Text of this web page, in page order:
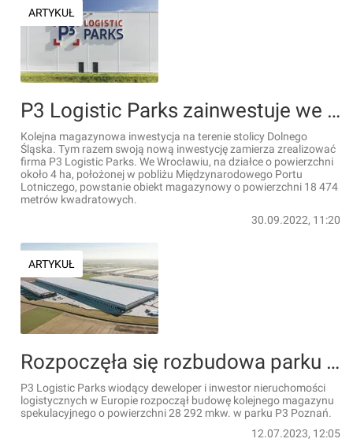
ARTYKUŁ
P3 Logistic Parks zainwestuje we Wrocławiu
Kolejna magazynowa inwestycja na terenie stolicy Dolnego
Śląska. Tym razem swoją nową inwestycję zamierza zrealizować
firma P3 Logistic Parks. We Wrocławiu, na działce o powierzchni
około 4 ha, położonej w pobliżu Międzynarodowego Portu
Lotniczego, powstanie obiekt magazynowy o powierzchni 18 474
metrów kwadratowych.
30.09.2022, 11:20
ARTYKUŁ
Rozpoczęła się rozbudowa parku P3 Poznań
P3 Logistic Parks wiodący deweloper i inwestor nieruchomości
logistycznych w Europie rozpoczął budowę kolejnego magazynu
spekulacyjnego o powierzchni 28 292 mkw. w parku P3 Poznań.
12.07.2023, 12:05